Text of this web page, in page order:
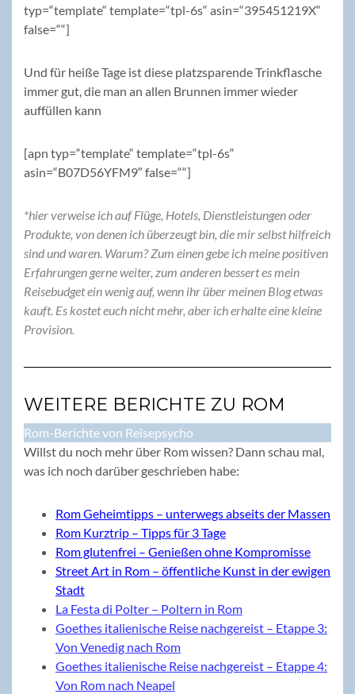
typ=“template“ template=“tpl-6s“ asin=“395451219X“
false=““]
Und für heiße Tage ist diese platzsparende Trinkflasche
immer gut, die man an allen Brunnen immer wieder
auffüllen kann
[apn typ=“template“ template=“tpl-6s“
asin=“B07D56YFM9″ false=““]
*hier verweise ich auf Flüge, Hotels, Dienstleistungen oder
Produkte, von denen ich überzeugt bin, die mir selbst hilfreich
sind und waren. Warum? Zum einen gebe ich meine positiven
Erfahrungen gerne weiter, zum anderen bessert es mein
Reisebudget ein wenig auf, wenn ihr über meinen Blog etwas
kauft. Es kostet euch nicht mehr, aber ich erhalte eine kleine
Provision.
WEITERE BERICHTE ZU ROM
Rom-Berichte von Reisepsycho
Willst du noch mehr über Rom wissen? Dann schau mal,
was ich noch darüber geschrieben habe:
Rom Geheimtipps – unterwegs abseits der Massen
Rom Kurztrip – Tipps für 3 Tage
Rom glutenfrei – Genießen ohne Kompromisse
Street Art in Rom – öffentliche Kunst in der ewigen
Stadt
La Festa di Polter – Poltern in Rom
Goethes italienische Reise nachgereist – Etappe 3:
Von Venedig nach Rom
Goethes italienische Reise nachgereist – Etappe 4:
Von Rom nach Neapel